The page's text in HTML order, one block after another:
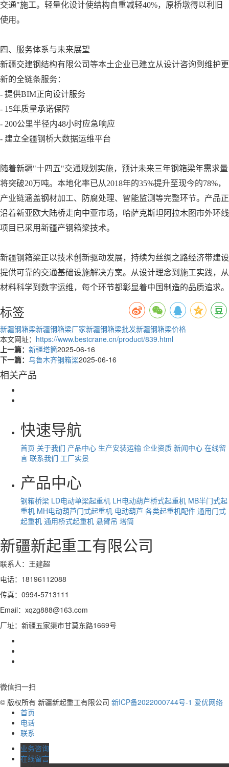
交通"施工。轻量化设计使结构自重减轻40%，原桥墩得以利旧
使用。
四、服务体系与未来展望
新疆交建钢结构有限公司等本土企业已建立从设计咨询到维护更
新的全链条服务：
- 提供BIM正向设计服务
- 15年质量承诺保障
- 200公里半径内48小时应急响应
- 建立全疆钢桥大数据运维平台
随着新疆"十四五"交通规划实施，预计未来三年钢箱梁年需求量
将突破20万吨。本地化率已从2018年的35%提升至现今的78%，
产业链涵盖钢材加工、防腐处理、智能监测等完整环节。产品正
沿着新亚欧大陆桥走向中亚市场，哈萨克斯坦阿拉木图市外环线
项目已采用新疆产钢箱梁技术。
新疆钢箱梁正以技术创新驱动发展，持续为丝绸之路经济带建设
提供可靠的交通基础设施解决方案。从设计理念到施工实践，从
材料科学到数字运维，每个环节都彰显着中国制造的品质追求。
标签
新疆钢箱梁新疆钢箱梁厂家新疆钢箱梁批发新疆钢箱梁价格
本文网址： https://www.bestcrane.cn/product/839.html
上一篇： 新疆塔筒2025-06-16
下一篇： 乌鲁木齐钢箱梁2025-06-16
相关产品
快速导航
首页 关于我们 产品中心 生产安装运输 企业资质 新闻中心 在线留
言 联系我们 工厂实景
产品中心
钢箱桥梁 LD电动单梁起重机 LH电动葫芦桥式起重机 MB半门式起
重机 MH电动葫芦门式起重机 电动葫芦 各类起重机配件 通用门式
起重机 通用桥式起重机 悬臂吊 塔筒
新疆新起重工有限公司
联系人：王建超
电话：18196112088
传真：0994-5713111
Email：xqzg888@163.com
厂址：新疆五家渠市甘莫东路1669号
微信扫一扫
© 版权所有 新疆新起重工有限公司 新ICP备2022000744号-1 爱优网络
首页
电话
联系
业务咨询
在线留言